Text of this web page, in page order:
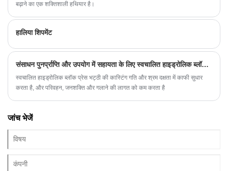
बढ़ाने का एक शक्तिशाली हथियार है।
हालिया शिपमेंट
संसाधन पुनर्प्राप्ति और उपयोग में सहायता के लिए स्वचालित हाइड्रोलिक ब्लॉक प्रेस
स्वचालित हाइड्रोलिक ब्लॉक प्रेस भट्ठी की कास्टिंग गति और श्रम दक्षता में काफी सुधार
करता है, और परिवहन, जनशक्ति और गलाने की लागत को कम करता है
जांच भेजें